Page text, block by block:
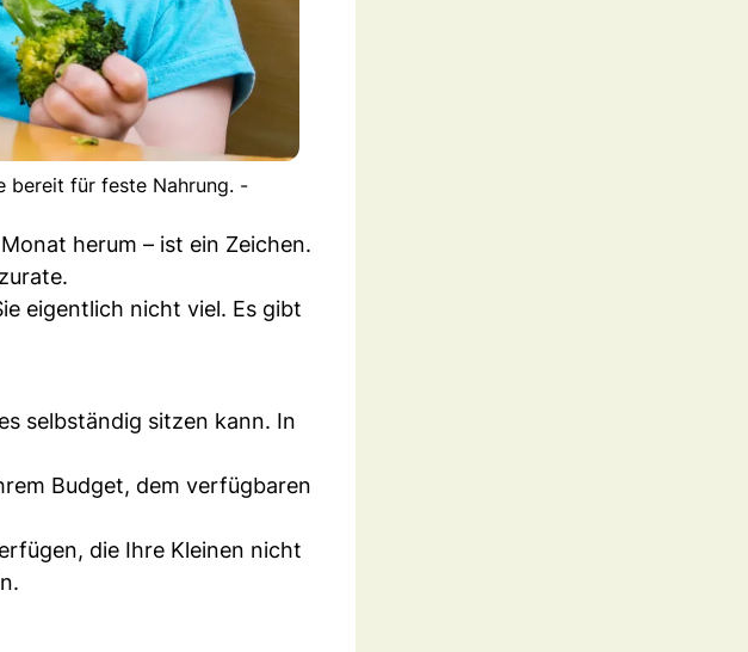
bereit für feste Nahrung. -
herum – ist ein Zeichen.
eigentlich nicht viel. Es gibt
selbständig sitzen kann. In
Budget, dem verfügbaren
die Ihre Kleinen nicht